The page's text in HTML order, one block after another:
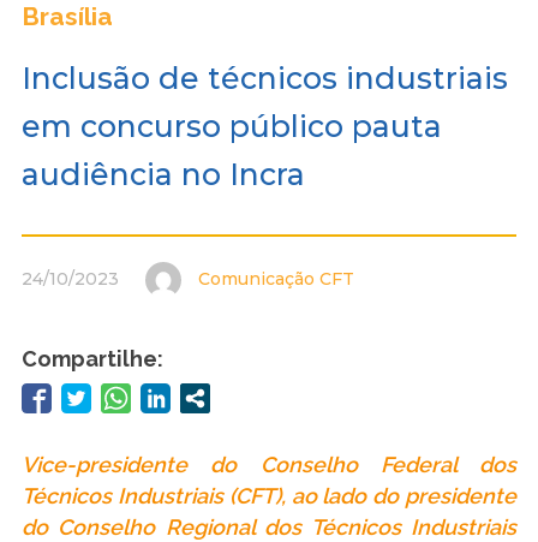
Brasília
Inclusão de técnicos industriais
em concurso público pauta
audiência no Incra
24/10/2023 Comunicação CFT
Compartilhe:
Vice-presidente do Conselho Federal dos
Técnicos Industriais (CFT), ao lado do presidente
do Conselho Regional dos Técnicos Industriais